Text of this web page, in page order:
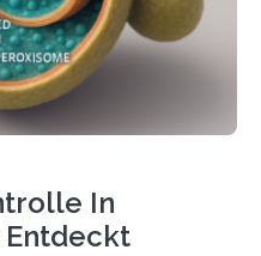
In